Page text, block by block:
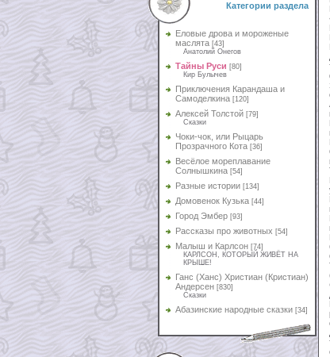
Категории раздела
Еловые дрова и мороженые
маслята [43]
Анатолий Онегов
Тайны Руси [80]
Кир Булычев
Приключения Карандаша и
Самоделкина [120]
Алексей Толстой [79]
Сказки
Чоки-чок, или Рыцарь
Прозрачного Кота [36]
Весёлое мореплавание
Солнышкина [54]
Разные истории [134]
Домовенок Кузька [44]
Город Эмбер [93]
Рассказы про животных [54]
Малыш и Карлсон [74]
КАРЛСОН, КОТОРЫЙ ЖИВЁТ НА
КРЫШЕ!
Ганс (Ханс) Христиан (Кристиан)
Андерсен [830]
Сказки
Абазинские народные сказки [34]